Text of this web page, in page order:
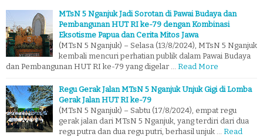
MTsN 5 Nganjuk Jadi Sorotan di Pawai Budaya dan
Pembangunan HUT RI ke-79 dengan Kombinasi
Eksotisme Papua dan Cerita Mitos Jawa
(MTsN 5 Nganjuk) – Selasa (13/8/2024), MTsN 5 Nganjuk
kembali mencuri perhatian publik dalam Pawai Budaya
dan Pembangunan HUT RI ke-79 yang digelar … Read More
Regu Gerak Jalan MTsN 5 Nganjuk Unjuk Gigi di Lomba
Gerak Jalan HUT RI ke-79
(MTsN 5 Nganjuk) – Sabtu (17/8/2024), empat regu
gerak jalan dari MTsN 5 Nganjuk, yang terdiri dari dua
regu putra dan dua regu putri, berhasil unjuk … Read